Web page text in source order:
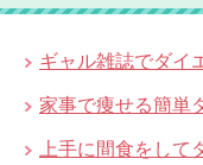
ギャル雑誌でダイ
家事で痩せる簡単
上手に間食をして